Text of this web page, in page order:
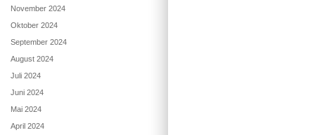
November 2024
Oktober 2024
September 2024
August 2024
Juli 2024
Juni 2024
Mai 2024
April 2024